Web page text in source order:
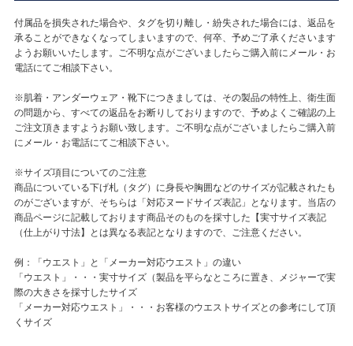
付属品を損失された場合や、タグを切り離し・紛失された場合には、返品を
承ることができなくなってしまいますので、何卒、予めご了承くださいます
ようお願いいたします。ご不明な点がございましたらご購入前にメール・お
電話にてご相談下さい。
※肌着・アンダーウェア・靴下につきましては、その製品の特性上、衛生面
の問題から、すべての返品をお断りしておりますので、予めよくご確認の上
ご注文頂きますようお願い致します。ご不明な点がございましたらご購入前
にメール・お電話にてご相談下さい。
※サイズ項目についてのご注意
商品についている下げ札（タグ）に身長や胸囲などのサイズが記載されたも
のがございますが、そちらは「対応ヌードサイズ表記」となります。当店の
商品ページに記載しております商品そのものを採寸した【実寸サイズ表記
（仕上がり寸法】とは異なる表記となりますので、ご注意ください。
例：「ウエスト」と「メーカー対応ウエスト」の違い
「ウエスト」・・・実寸サイズ（製品を平らなところに置き、メジャーで実
際の大きさを採寸したサイズ
「メーカー対応ウエスト」・・・お客様のウエストサイズとの参考にして頂
くサイズ